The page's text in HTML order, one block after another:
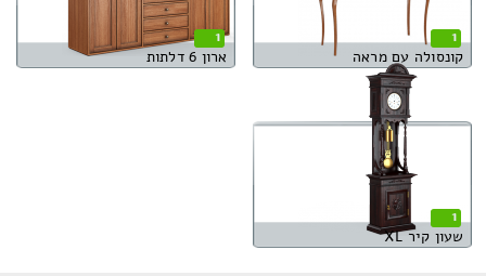
1
קונסולה עם מראה
1
ארון 6 דלתות
1
שעון קיר XL